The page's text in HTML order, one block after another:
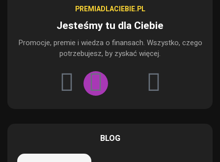
PREMIADLACIEBIE.PL
Jesteśmy tu dla Ciebie
Promocje, premie i wiedza o finansach. Wszystko, czego
potrzebujesz, by zyskać więcej.
BLOG